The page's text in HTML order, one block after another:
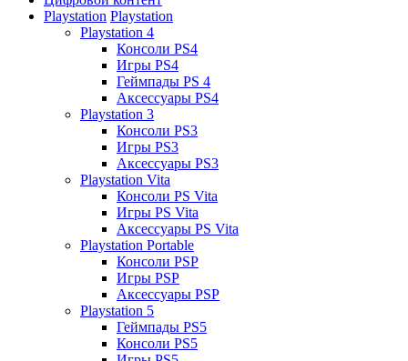
Playstation Playstation
Playstation 4
Консоли PS4
Игры PS4
Геймпады PS 4
Аксессуары PS4
Playstation 3
Консоли PS3
Игры PS3
Аксессуары PS3
Playstation Vita
Консоли PS Vita
Игры PS Vita
Аксессуары PS Vita
Playstation Portable
Консоли PSP
Игры PSP
Аксессуары PSP
Playstation 5
Геймпады PS5
Консоли PS5